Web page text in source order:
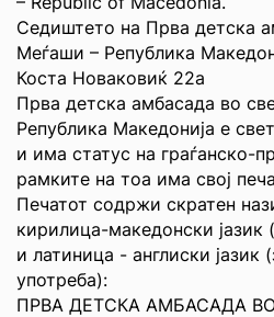
Седиштето на Прва детска
Меѓаши – Република
Коста Новаковиќ 22а
Прва детска амбасада во
Република Македонија е
и има статус на граѓанско-
рамките на тоа има свој
Печатот содржи скратен
кирилица-македонски јазик
и латиница - англиски јазик
употреба):
ПРВА ДЕТСКА АМБАСАДА